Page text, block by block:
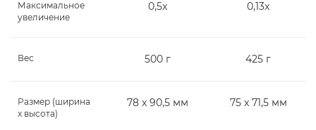
Максимальное
увеличение
0,5x 0,13x
Вес 500 г 425 г
Размер (ширина
x высота)
78 x 90,5 мм 75 x 71,5 мм